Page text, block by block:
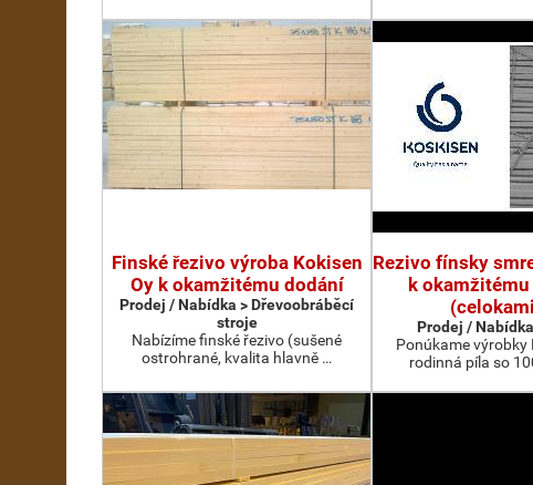
Finské řezivo výroba Kokisen
Oy k okamžitému dodání
Prodej / Nabídka > Dřevoobráběcí
stroje
Nabízíme finské řezivo (sušené
ostrohrané, kvalita hlavně …
Rezivo fínsky
k
Prodej /
Ponúkame výrobky
rodinná píla so